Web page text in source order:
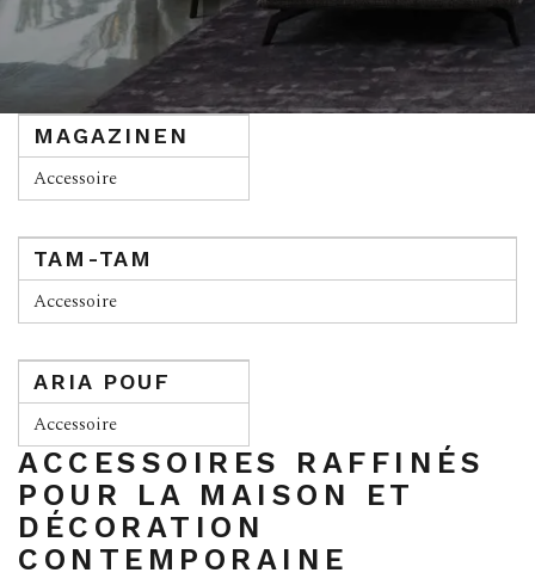
ACCESSOIRES RAFFINÉS
POUR LA MAISON ET
DÉCORATION
CONTEMPORAINE
MAGAZINEN
Accessoire
TAM-TAM
Accessoire
ARIA POUF
Accessoire